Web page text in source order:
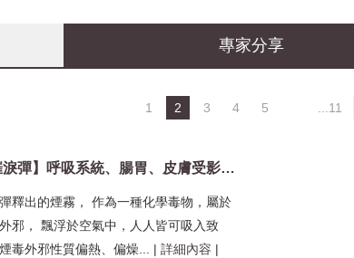
專家分享
1 2 3 4 5 ...11
【催淚彈】呼吸系統、腸胃、皮膚受影響 中醫解說對策｜謝嘉雯
釋出的煙霧， 作為一種化學毒物，屬於
邪， 飄浮於空氣中，人人皆可吸入致
毒外邪性質偏熱、偏燥... | 詳細內容 |